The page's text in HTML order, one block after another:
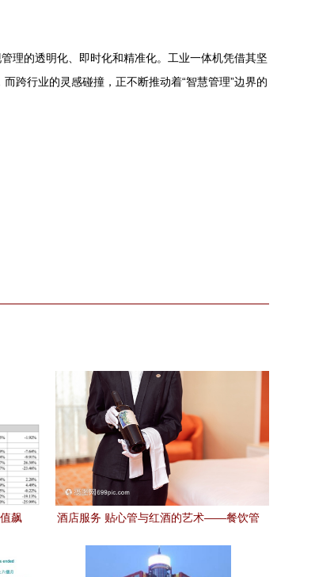
理的透明化、即时化和精准化。工业一体机凭借其坚
跨行业的灵感碰撞，正不断推动着“智慧管理”边界的
飙
酒店服务 贴心管与红酒的艺术——餐饮管